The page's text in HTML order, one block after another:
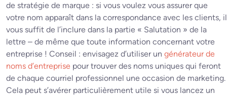
de stratégie de marque : si vous voulez vous assurer que
votre nom apparaît dans la correspondance avec les clients, il
vous suffit de l’inclure dans la partie « Salutation » de la
lettre – de même que toute information concernant votre
entreprise ! Conseil : envisagez d’utiliser un générateur de
noms d’entreprise pour trouver des noms uniques qui feront
de chaque courriel professionnel une occasion de marketing.
Cela peut s’avérer particulièrement utile si vous lancez un